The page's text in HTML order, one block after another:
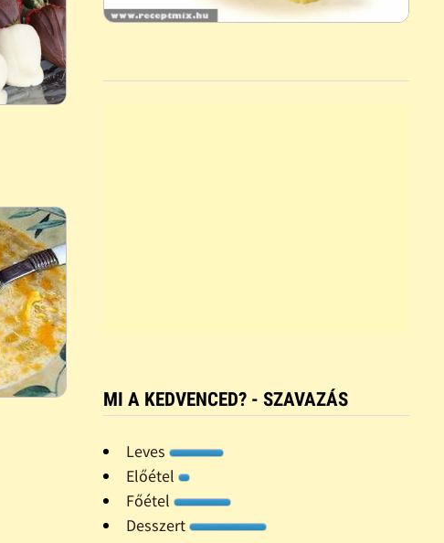
MI A KEDVENCED? - SZAVAZÁS
Leves
Előétel
Főétel
Desszert